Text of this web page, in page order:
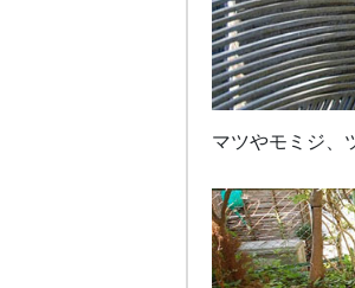
マツやモミジ、